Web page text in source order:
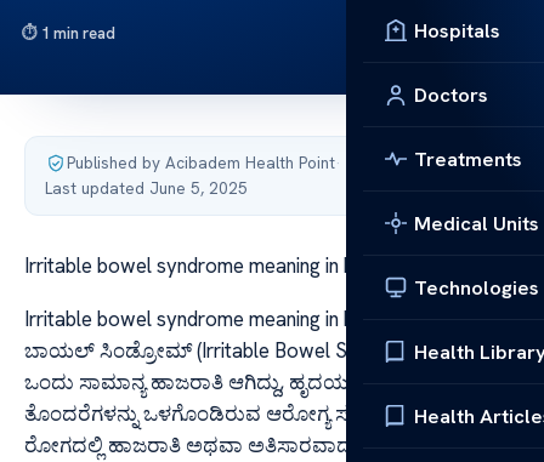
Hospitals
Doctors
Treatments
Medical Units
Technologies
Health
Health
1 min read
Published by Acibadem Health Point·
Last updated June 5, 2025
Irritable bowel syndrome meaning in kannada
Irritable bowel syndrome meaning in kannada ಅರೆಬ್ರೈಲ್
ಬಾಯಲ್ ಸಿಂಡ್ರೋಮ್ (Irritable Bowel Syndrome) ಎಂದರೆ
ಒಂದು ಸಾಮಾನ್ಯ ಹಾಜರಾತಿ ಆಗಿದ್ದು, ಹೃದಯದ ಬಾಯಲ್ (ಪೇಚು)
ತೊಂದರೆಗಳನ್ನು ಒಳಗೊಂಡಿರುವ ಆರೋಗ್ಯ ಸಮಸ್ಯೆಯಾಗಿದೆ. ಈ
ರೋಗದಲ್ಲಿ ಹಾಜರಾತಿ ಅಥವಾ ಅತಿಸಾರವಾದವುಂಟಾಗುತ್ತದೆ ಆದರೆ